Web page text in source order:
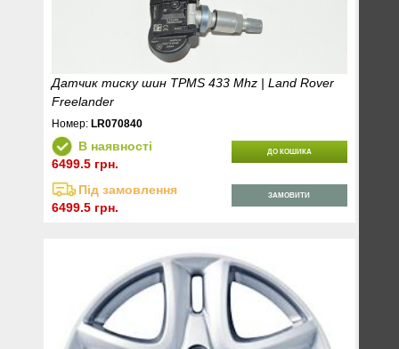
Датчик тиску шин TPMS 433 Mhz | Land Rover
Freelander
Номер: LR070840
В наявності
6499.5 грн.
ДО КОШИКА
Під замовлення
6499.5 грн.
ЗАМОВИТИ